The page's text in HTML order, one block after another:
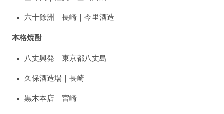
六十餘洲｜長崎｜今里酒造
本格焼酎
八丈興発｜東京都八丈島
久保酒造場｜長崎
黒木本店｜宮崎